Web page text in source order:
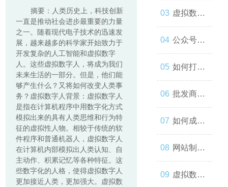
摘要：人类历史上，科技创新
一直是推动社会进步最重要的力量
之一。随着现代电子技术的迅速发
展，越来越多的科学家开始致力于
开发复杂的人工智能和虚拟数字
人。这些虚拟数字人，将成为我们
未来生活的一部分。但是，他们能
够产生什么？又将如何改变人类事
务？虚拟数字人背景：虚拟数字人
是指在计算机程序中用数字化方式
模拟出来的具有人类思维和行为特
征的虚拟性人物。相较于传统的软
件程序和普通机器人，虚拟数字人
在计算机内部模拟出人类认知、自
主动作、积累记忆等各种特征。这
些数字化的人格，使得虚拟数字人
更加接近人类，更加强大。虚拟数
的品牌与
世界联系
起来
一款高效
的网站
虚拟数字
人：技术
与人类事
务的交错
公众号开
发：如何
让你的公
众号成为
人们心中
的第一选
如何打造
一个优秀
的分销商
城？
批发商
城：为什
么您应该
考虑加
如何成为
微信小程
序开发高
网站制作
流程与技
虚拟数字